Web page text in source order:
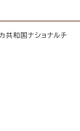
共和国ナショナルチ